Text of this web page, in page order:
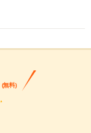
(無料)